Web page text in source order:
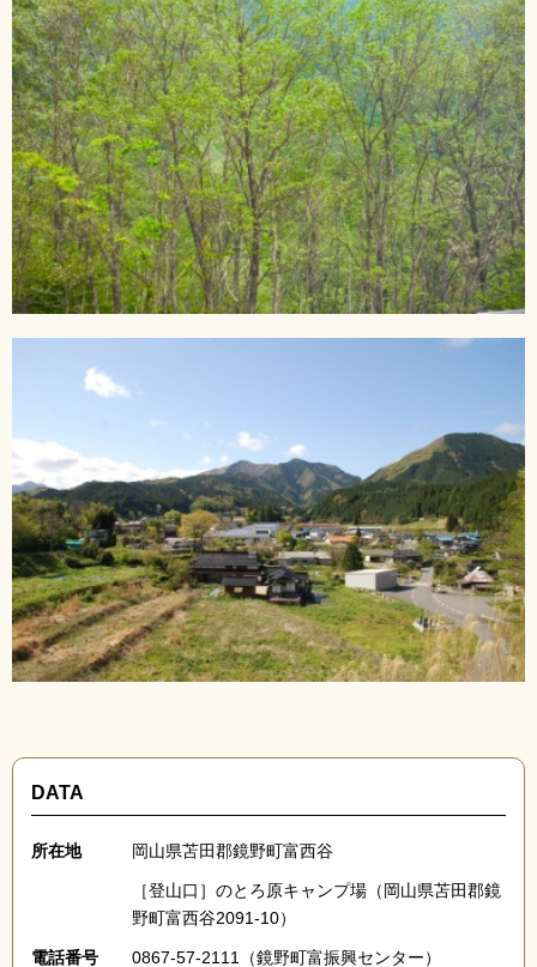
DATA
所在地 岡山県苫田郡鏡野町富西谷
［登山口］のとろ原キャンプ場（岡山県苫田郡鏡
野町富西谷2091-10）
電話番号 0867-57-2111（鏡野町富振興センター）